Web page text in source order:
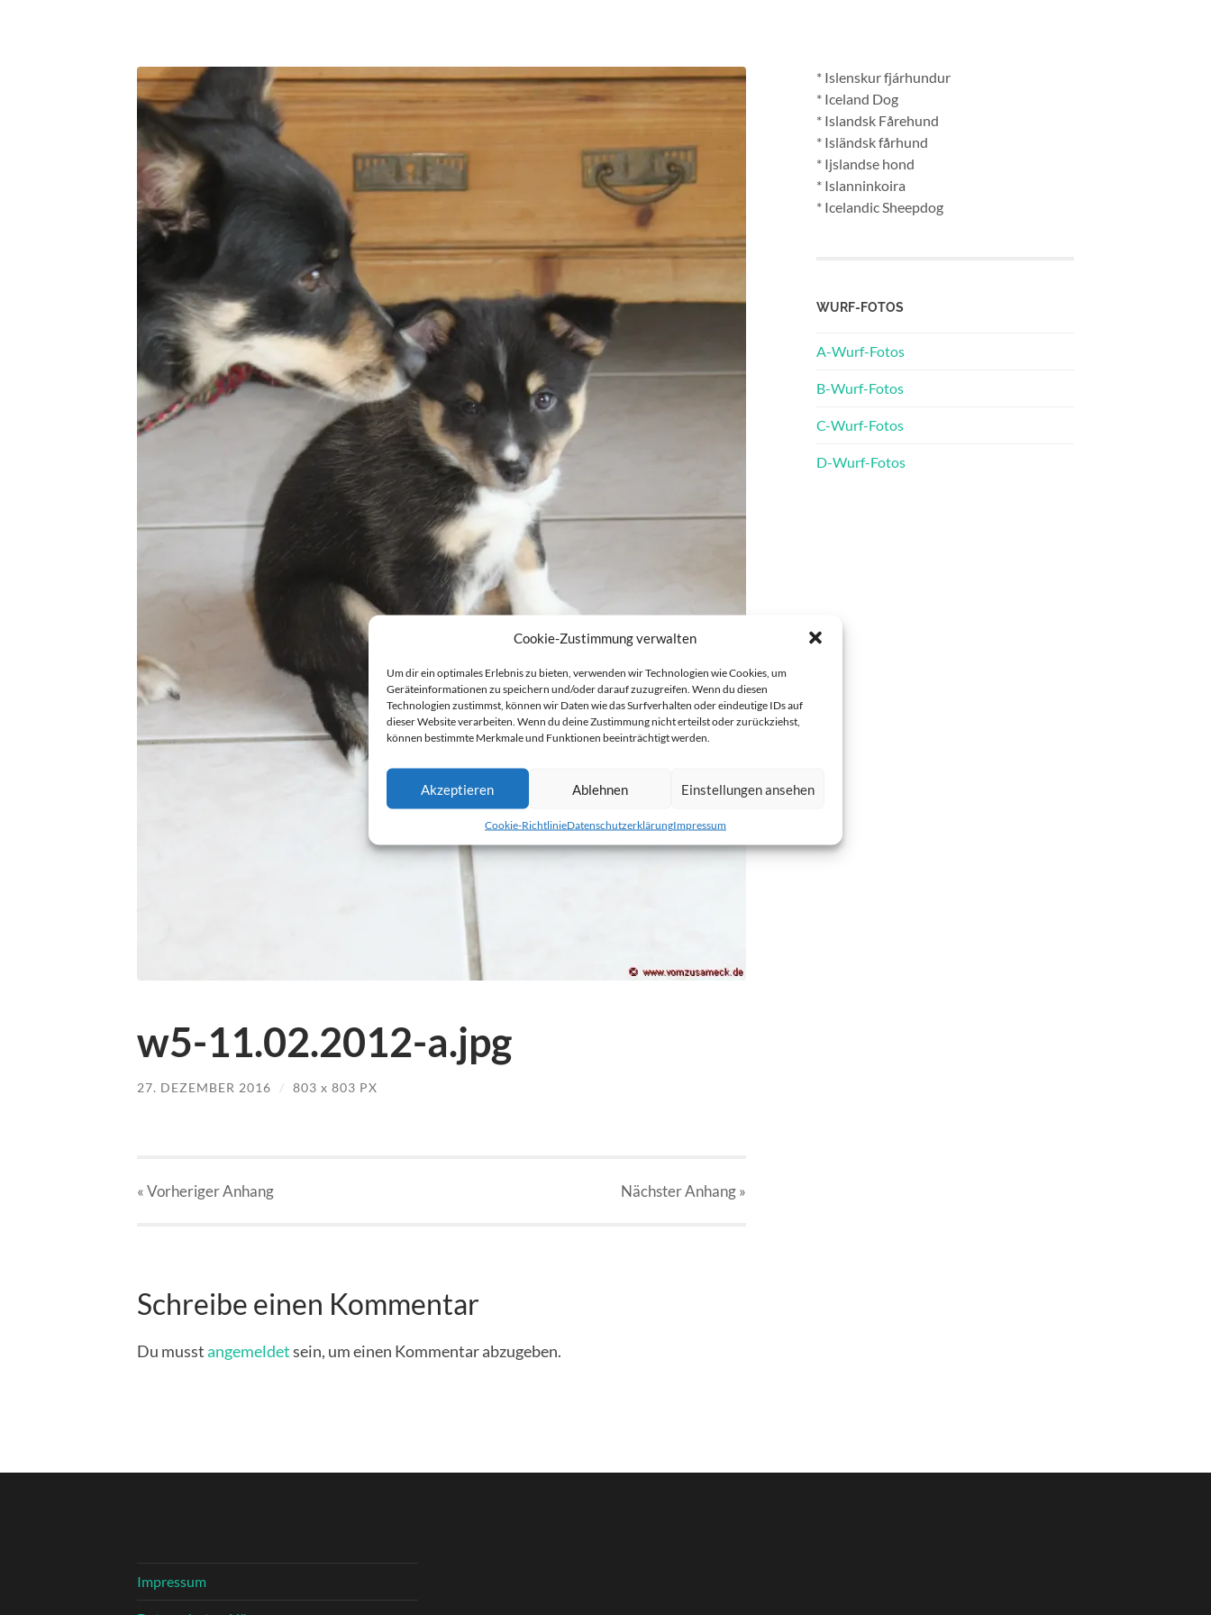
Cookie-Zustimmung verwalten
Um dir ein optimales Erlebnis zu bieten, verwenden wir Technologien wie Cookies, um
Geräteinformationen zu speichern und/oder darauf zuzugreifen. Wenn du diesen
Technologien zustimmst, können wir Daten wie das Surfverhalten oder eindeutige IDs auf
dieser Website verarbeiten. Wenn du deine Zustimmung nicht erteilst oder zurückziehst,
können bestimmte Merkmale und Funktionen beeinträchtigt werden.
Akzeptieren Ablehnen Einstellungen ansehen
Cookie-RichtlinieDatenschutzerklärungImpressum
w5-11.02.2012-a.jpg
27. DEZEMBER 2016 / 803 x 803 PX
« VorherigerAnhang NächsterAnhang»
Schreibe einen Kommentar
Du musstangemeldetsein, um einen Kommentar abzugeben.
* Islenskur fjárhundur
* Iceland Dog
* Islandsk Fårehund
* Isländsk fårhund
* Ijslandse hond
* Islanninkoira
* Icelandic Sheepdog
WURF-FOTOS
A-Wurf-Fotos
B-Wurf-Fotos
C-Wurf-Fotos
D-Wurf-Fotos
Impressum